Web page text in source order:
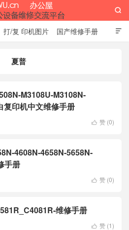

打/复 印机图片 国产维修手册

夏普
M3108U-M3108N-
复印机中文维修手册
 赞 (0)
4608N-4658N-5658N-
手册
 赞 (0)
维修手册
 赞 (1)